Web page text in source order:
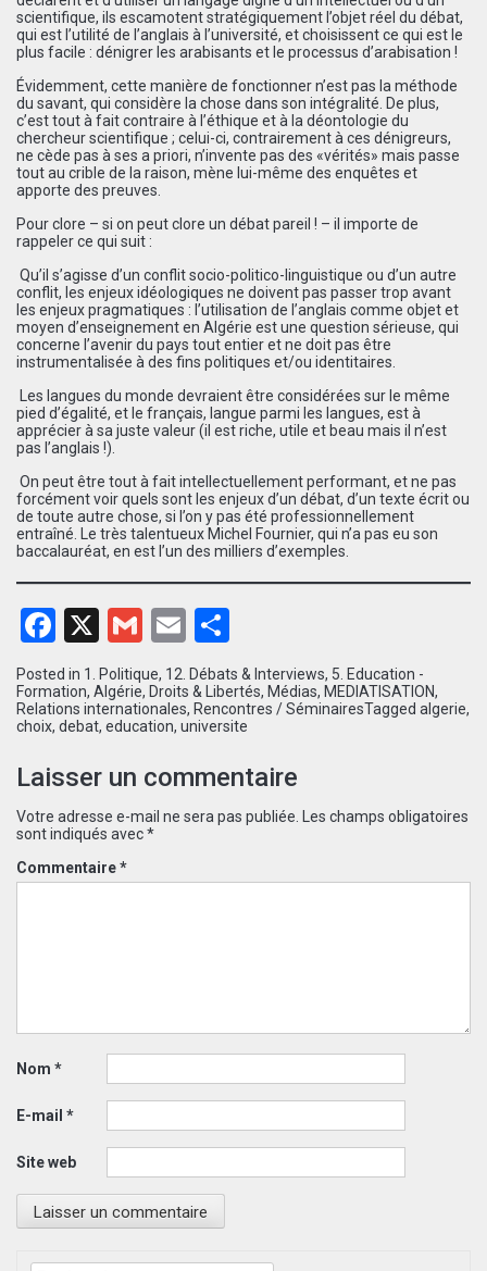
scientifique, ils escamotent stratégiquement l’objet réel du débat,
qui est l’utilité de l’anglais à l’université, et choisissent ce qui est le
plus facile : dénigrer les arabisants et le processus d’arabisation !
Évidemment, cette manière de fonctionner n’est pas la méthode
du savant, qui considère la chose dans son intégralité. De plus,
c’est tout à fait contraire à l’éthique et à la déontologie du
chercheur scientifique ; celui-ci, contrairement à ces dénigreurs,
ne cède pas à ses a priori, n’invente pas des «vérités» mais passe
tout au crible de la raison, mène lui-même des enquêtes et
apporte des preuves.
Pour clore – si on peut clore un débat pareil ! – il importe de
rappeler ce qui suit :
 Qu’il s’agisse d’un conflit socio-politico-linguistique ou d’un autre
conflit, les enjeux idéologiques ne doivent pas passer trop avant
les enjeux pragmatiques : l’utilisation de l’anglais comme objet et
moyen d’enseignement en Algérie est une question sérieuse, qui
concerne l’avenir du pays tout entier et ne doit pas être
instrumentalisée à des fins politiques et/ou identitaires.
 Les langues du monde devraient être considérées sur le même
pied d’égalité, et le français, langue parmi les langues, est à
apprécier à sa juste valeur (il est riche, utile et beau mais il n’est
pas l’anglais !).
 On peut être tout à fait intellectuellement performant, et ne pas
forcément voir quels sont les enjeux d’un débat, d’un texte écrit ou
de toute autre chose, si l’on y pas été professionnellement
entraîné. Le très talentueux Michel Fournier, qui n’a pas eu son
baccalauréat, en est l’un des milliers d’exemples.
Facebook
X Gmail
Email
Posted in 1. Politique, 12. Débats & Interviews, 5. Education -
Formation, Algérie, Droits & Libertés, Médias, MEDIATISATION,
Relations internationales, Rencontres / SéminairesTagged algerie,
choix, debat, education, universite
Laisser un commentaire
Votre adresse e-mail ne sera pas publiée.
Les champs obligatoires
sont indiqués avec*
Commentaire*
Nom *
E-mail *
Site web
Rechercher :